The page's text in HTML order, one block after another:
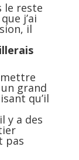
le reste
j’ai
il
grand
qu’il
y a des
pas